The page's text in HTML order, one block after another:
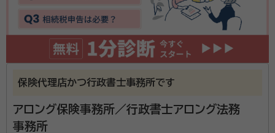
っております。 大阪府行政書士会旭東支部所属、一般社団法人 コスモス
成年後見サポートセンター 大阪府支部所属。
お客様にとって話をしやすく、親身になって相談できる
相続・遺言分野の専門家を目指しております。相続や遺
言書、成年後見などについて不安を解消できるよう、丁
寧にお話をお伺い致しますので、お気軽にお問合せ下さ
所属団体：大阪府行政書士会
保険代理店かつ行政書士事務所です
アロング保険事務所／行政書士アロング法務
事務所